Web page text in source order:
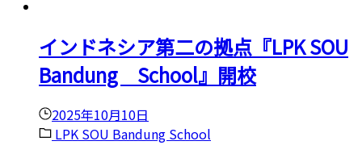
インドネシア第二の拠点『LPK SOU
Bandung School』開校
2025年10月10日
LPK SOU Bandung School